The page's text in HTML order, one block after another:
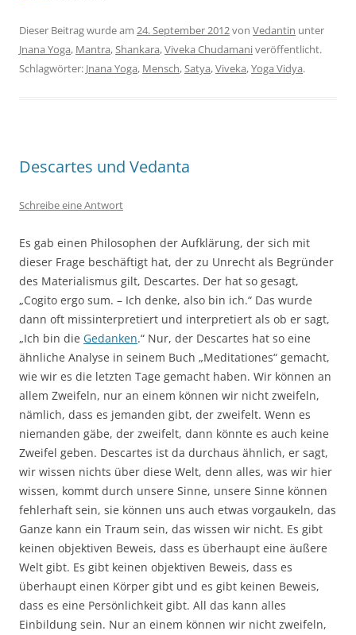
Dieser Beitrag wurde am 24. September 2012von Vedantin unter
Jnana Yoga, Mantra,Shankara,Viveka Chudamaniveröffentlicht.
Schlagwörter: Jnana Yoga, Mensch,Satya,Viveka,Yoga Vidya.
Descartes und Vedanta
Schreibe eine Antwort
Es gab einen Philosophen der Aufklärung, der sich mit
dieser Frage beschäftigt hat, der zu Unrecht als Begründer
des Materialismus gilt, Descartes. Der hat so gesagt,
„Cogito ergo sum. – Ich denke, also bin ich.“ Das wurde
dann oft missinterpretiert und interpretiert als ob er sagt,
„Ich bin die Gedanken.“ Nur, der Descartes hat so eine
ähnliche Analyse in seinem Buch „Meditationes“ gemacht,
wie wir es die letzten Tage gemacht haben. Wir können an
allem Zweifeln, nur an einem können wir nicht zweifeln,
nämlich, dass es jemanden gibt, der zweifelt. Wenn es
niemanden gäbe, der zweifelt, dann könnte es auch keine
Zweifel geben. Descartes ist da durchaus ähnlich, er sagt,
wir wissen nichts über diese Welt, denn alles, was wir hier
wissen, kommt durch unsere Sinne, unsere Sinne können
fehlerhaft sein, sie können uns auch etwas vorgaukeln, das
Ganze kann ein Traum sein, das wissen wir nicht. Es gibt
keinen objektiven Beweis, dass es überhaupt eine äußere
Welt gibt. Es gibt keinen objektiven Beweis, dass es
überhaupt einen Körper gibt und es gibt keinen Beweis,
dass es eine Persönlichkeit gibt. All das kann alles
Einbildung sein. Nur an einem können wir nicht zweifeln,